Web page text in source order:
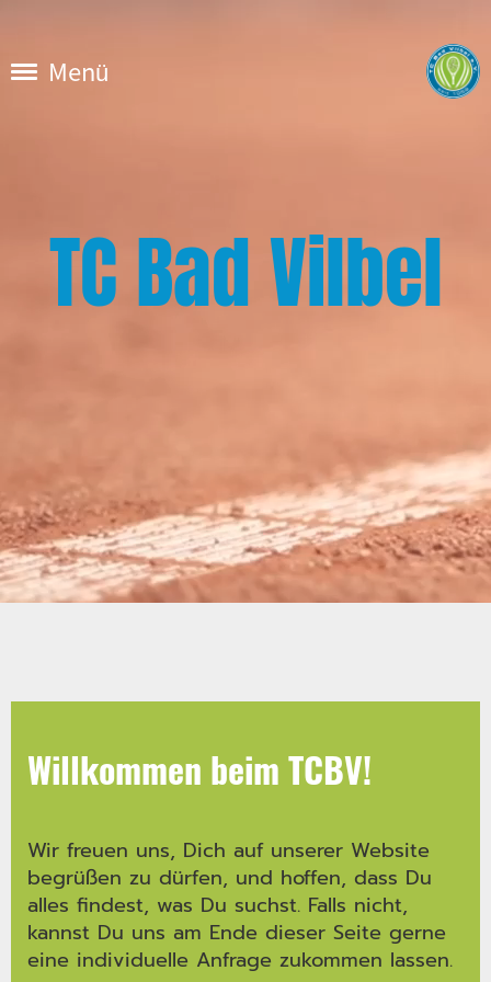
Menü
TC Bad Vilbel
Willkommen beim TCBV!
Wir freuen uns, Dich auf unserer Website
begrüßen zu dürfen, und hoffen, dass Du
alles findest, was Du suchst. Falls nicht,
kannst Du uns am Ende dieser Seite gerne
eine individuelle Anfrage zukommen lassen.